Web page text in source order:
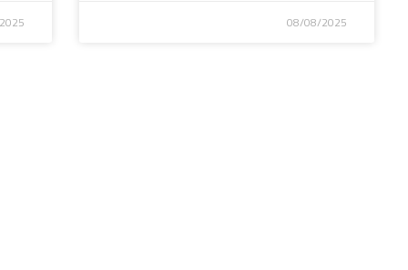
08/08/2025